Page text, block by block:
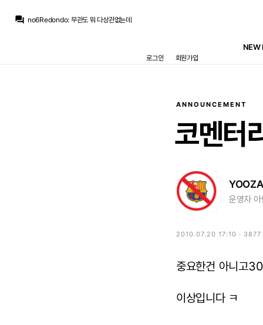
question_answer no6Redondo: 무관도 뭐 다상관없는데
NEW
로그인 회원가입
ANNOUNCEMENT
코멘터
운영자
2010.07.20 17:10 · 3877
중요한건 아니고
이상입니다 ㅋ